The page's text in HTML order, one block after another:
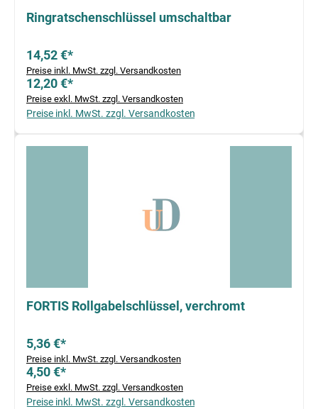
Ringratschenschlüssel umschaltbar
14,52 €*
Preise inkl. MwSt. zzgl. Versandkosten
12,20 €*
Preise exkl. MwSt. zzgl. Versandkosten
Preise inkl. MwSt. zzgl. Versandkosten
FORTIS Rollgabelschlüssel, verchromt
5,36 €*
Preise inkl. MwSt. zzgl. Versandkosten
4,50 €*
Preise exkl. MwSt. zzgl. Versandkosten
Preise inkl. MwSt. zzgl. Versandkosten